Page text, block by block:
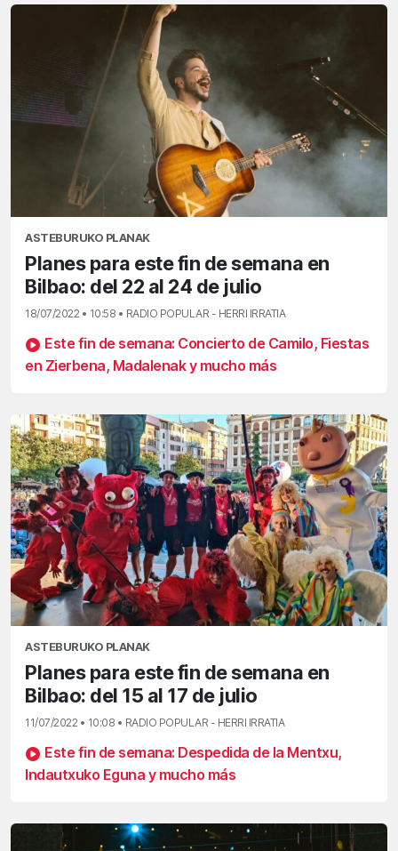
ASTEBURUKO PLANAK
Planes para este fin de semana en
Bilbao: del 22 al 24 de julio
18/07/2022 • 10:58 • RADIO POPULAR - HERRI IRRATIA
Este fin de semana: Concierto de Camilo, Fiestas
en Zierbena, Madalenak y mucho más
ASTEBURUKO PLANAK
Planes para este fin de semana en
Bilbao: del 15 al 17 de julio
11/07/2022 • 10:08 • RADIO POPULAR - HERRI IRRATIA
Este fin de semana: Despedida de la Mentxu,
Indautxuko Eguna y mucho más